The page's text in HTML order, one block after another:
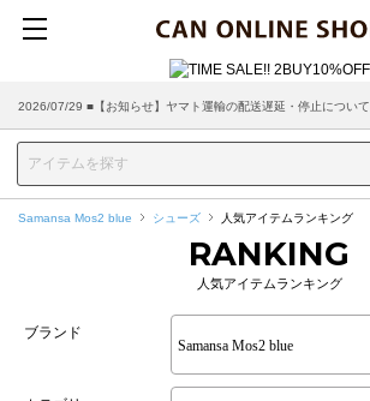
2026/07/29 ■【お知らせ】ヤマト運輸の配送遅延・停止について
Samansa Mos2 blue シューズ 人気アイテムランキング
RANKING
人気アイテムランキング
ブランド